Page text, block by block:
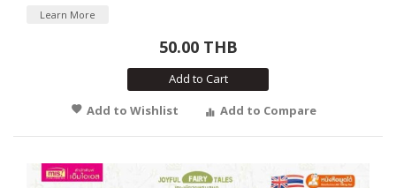
Learn More
50.00 THB
Add to Cart
Add to Wishlist
Add to Compare